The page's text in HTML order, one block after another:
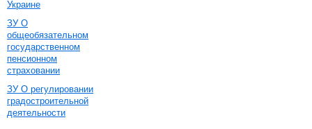
Украине
ЗУ О
общеобязательном
государственном
пенсионном
страховании
ЗУ О регулировании
градостроительной
деятельности